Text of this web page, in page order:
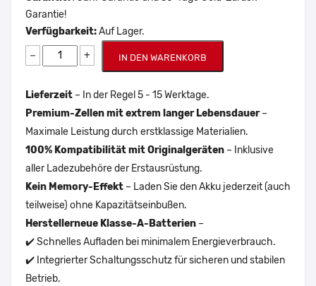
Garantie!
Verfügbarkeit:Auf Lager.
− + IN DEN WARENKORB
Lieferzeit – In der Regel 5 - 15 Werktage.
Premium-Zellen mit extrem langer Lebensdauer–
Maximale Leistung durch erstklassige Materialien.
100% Kompatibilität mit Originalgeräten – Inklusive
aller Ladezubehöre der Erstausrüstung.
Kein Memory-Effekt – Laden Sie den Akku jederzeit (auch
teilweise) ohne Kapazitätseinbußen.
Herstellerneue Klasse-A-Batterien –
✔️ Schnelles Aufladen bei minimalem Energieverbrauch.
✔️ Integrierter Schaltungsschutz für sicheren und stabilen
Betrieb.